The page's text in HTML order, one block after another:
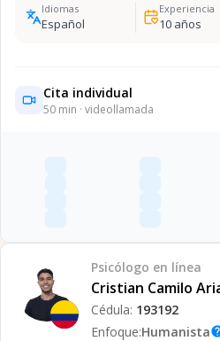
Idiomas
Español
Experiencia
10años
Cita individual
50 min · videollamada
Psicólogo en línea
Cristian Camilo
Cédula: 193192
Enfoque:Humanista